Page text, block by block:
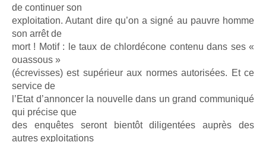
de continuer son
exploitation. Autant dire qu’on a signé au pauvre homme
son arrêt de
mort ! Motif : le taux de chlordécone contenu dans ses «
ouassous »
(écrevisses) est supérieur aux normes autorisées. Et ce
service de
l’Etat d’annoncer la nouvelle dans un grand communiqué
qui précise que
des enquêtes seront bientôt diligentées auprès des
autres exploitations